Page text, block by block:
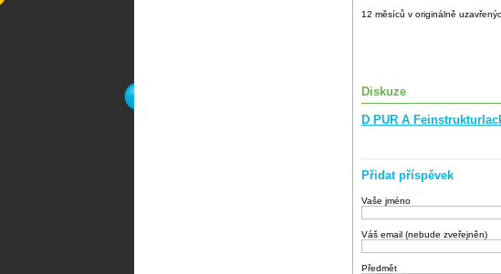
12 měsíců v originálně
Diskuze
D PUR A
Přidat příspěvek
Vaše jméno
Váš email (nebude zveřejněn)
Předmět